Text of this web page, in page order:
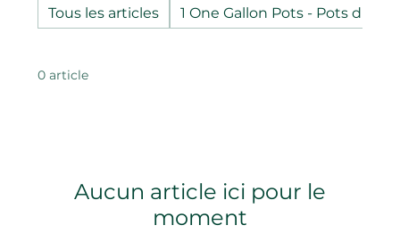
Tous les articles 1 One Gallon Pots - Pots d'un
0 article
Aucun article ici pour le
moment